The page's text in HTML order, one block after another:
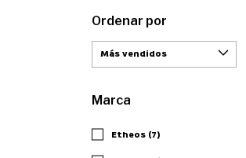
Ordenar por
Marca
Etheos (7)